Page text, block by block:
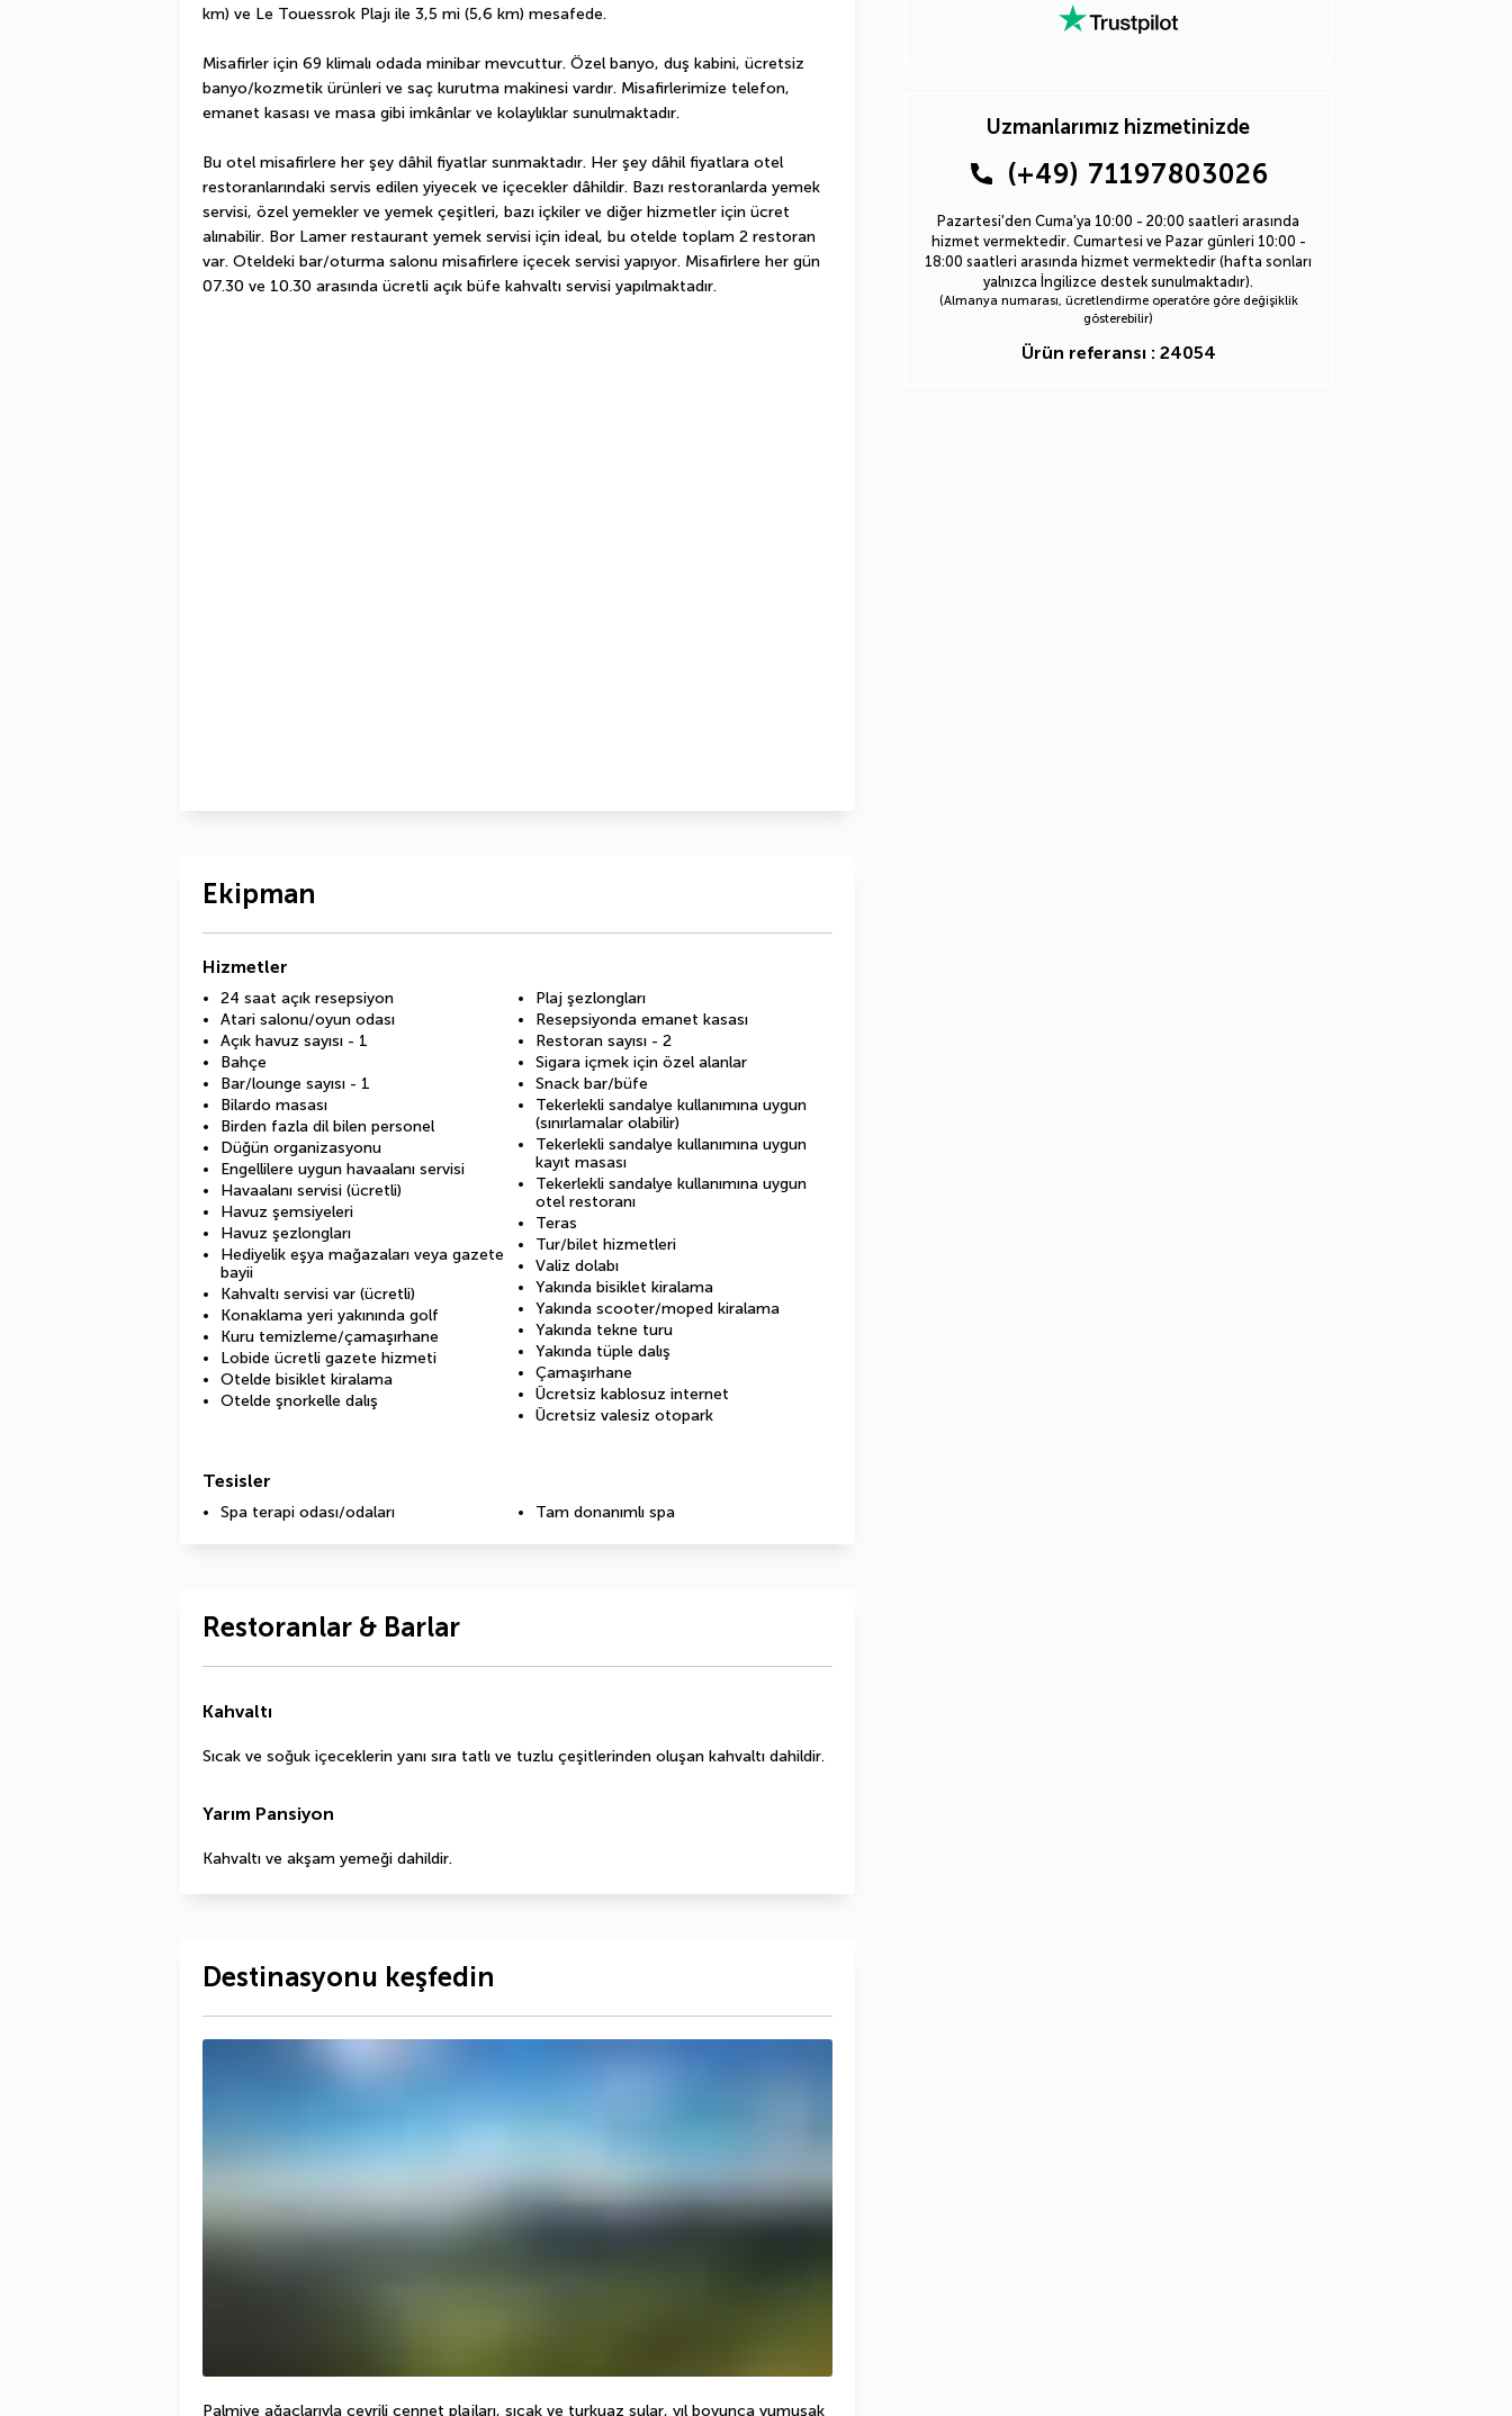
Uzmanlarımız hizmetinizde
(+49) 71197803026
Pazartesi'den Cuma'ya 10:00 - 20:00 saatleri arasında
hizmet vermektedir. Cumartesi ve Pazar günleri 10:00 -
18:00 saatleri arasında hizmet vermektedir (hafta sonları
yalnızca İngilizce destek sunulmaktadır).
(Almanya numarası, ücretlendirme operatöre göre değişiklik
gösterebilir)
Ürün referansı : 24054
km) ve Le Touessrok Plajı ile 3,5 mi (5,6 km) mesafede.
Misafirler için 69 klimalı odada minibar mevcuttur. Özel banyo, duş kabini, ücretsiz
banyo/kozmetik ürünleri ve saç kurutma makinesi vardır. Misafirlerimize telefon,
emanet kasası ve masa gibi imkânlar ve kolaylıklar sunulmaktadır.
Bu otel misafirlere her şey dâhil fiyatlar sunmaktadır. Her şey dâhil fiyatlara otel
restoranlarındaki servis edilen yiyecek ve içecekler dâhildir. Bazı restoranlarda yemek
servisi, özel yemekler ve yemek çeşitleri, bazı içkiler ve diğer hizmetler için ücret
alınabilir. Bor Lamer restaurant yemek servisi için ideal, bu otelde toplam 2 restoran
var. Oteldeki bar/oturma salonu misafirlere içecek servisi yapıyor. Misafirlere her gün
07.30 ve 10.30 arasında ücretli açık büfe kahvaltı servisi yapılmaktadır.
Ekipman
Hizmetler
24 saat açık resepsiyon
Atari salonu/oyun odası
Açık havuz sayısı - 1
Bahçe
Bar/lounge sayısı - 1
Bilardo masası
Birden fazla dil bilen personel
Düğün organizasyonu
Engellilere uygun havaalanı servisi
Havaalanı servisi (ücretli)
Havuz şemsiyeleri
Havuz şezlongları
Hediyelik eşya mağazaları veya gazete
bayii
Kahvaltı servisi var (ücretli)
Konaklama yeri yakınında golf
Kuru temizleme/çamaşırhane
Lobide ücretli gazete hizmeti
Otelde bisiklet kiralama
Otelde şnorkelle dalış
Plaj şezlongları
Resepsiyonda emanet kasası
Restoran sayısı - 2
Sigara içmek için özel alanlar
Snack bar/büfe
Tekerlekli sandalye kullanımına uygun
(sınırlamalar olabilir)
Tekerlekli sandalye kullanımına uygun
kayıt masası
Tekerlekli sandalye kullanımına uygun
otel restoranı
Teras
Tur/bilet hizmetleri
Valiz dolabı
Yakında bisiklet kiralama
Yakında scooter/moped kiralama
Yakında tekne turu
Yakında tüple dalış
Çamaşırhane
Ücretsiz kablosuz internet
Ücretsiz valesiz otopark
Tesisler
Spa terapi odası/odaları Tam donanımlı spa
Restoranlar & Barlar
Kahvaltı
Sıcak ve soğuk içeceklerin yanı sıra tatlı ve tuzlu çeşitlerinden oluşan kahvaltı dahildir.
Yarım Pansiyon
Kahvaltı ve akşam yemeği dahildir.
Destinasyonu keşfedin
Palmiye ağaçlarıyla çevrili cennet plajları, sıcak ve turkuaz sular, yıl boyunca yumuşak